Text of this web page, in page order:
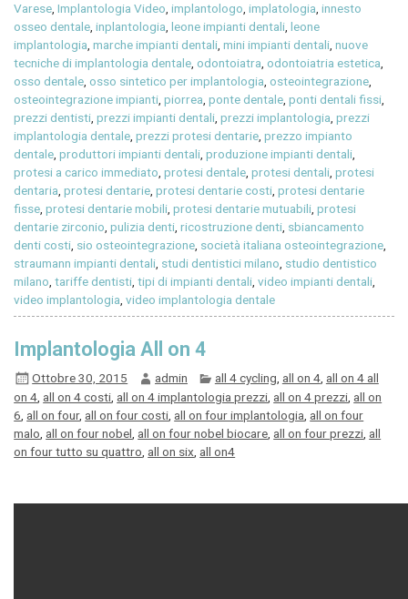
Varese,Implantologia Video,implantologo,implatologia,innesto
osseo dentale,inplantologia,leone impianti dentali,leone
implantologia,marche impianti dentali,mini impianti dentali,nuove
tecniche di implantologia dentale,odontoiatra,odontoiatria estetica,
osso dentale,osso sintetico per implantologia,osteointegrazione,
osteointegrazione impianti,piorrea,ponte dentale,ponti dentali fissi,
prezzi dentisti,prezzi impianti dentali,prezzi implantologia,prezzi
implantologia dentale,prezzi protesi dentarie,prezzo impianto
dentale,produttori impianti dentali,produzione impianti dentali,
protesi a carico immediato,protesi dentale,protesi dentali,protesi
dentaria,protesi dentarie,protesi dentarie costi,protesi dentarie
fisse,protesi dentarie mobili,protesi dentarie mutuabili,protesi
dentarie zirconio,pulizia denti,ricostruzione denti, sbiancamento
denti costi, sio osteointegrazione, società italiana osteointegrazione,
straumann impianti dentali, studi dentistici milano, studio dentistico
milano,tariffe dentisti,tipi di impianti dentali,video impianti dentali,
video implantologia,video implantologia dentale
Implantologia All on 4
Ottobre 30, 2015 admin all 4 cycling all on 4, all on 4 all
on 4 all on 4 costi all on 4 implantologia prezzi all on 4 prezzi all on
6 all on four, all on four costi all on four implantologia all on four
malo all on four nobel all on four nobel biocare all on four prezzi all
on four tutto su quattro all on six all on4